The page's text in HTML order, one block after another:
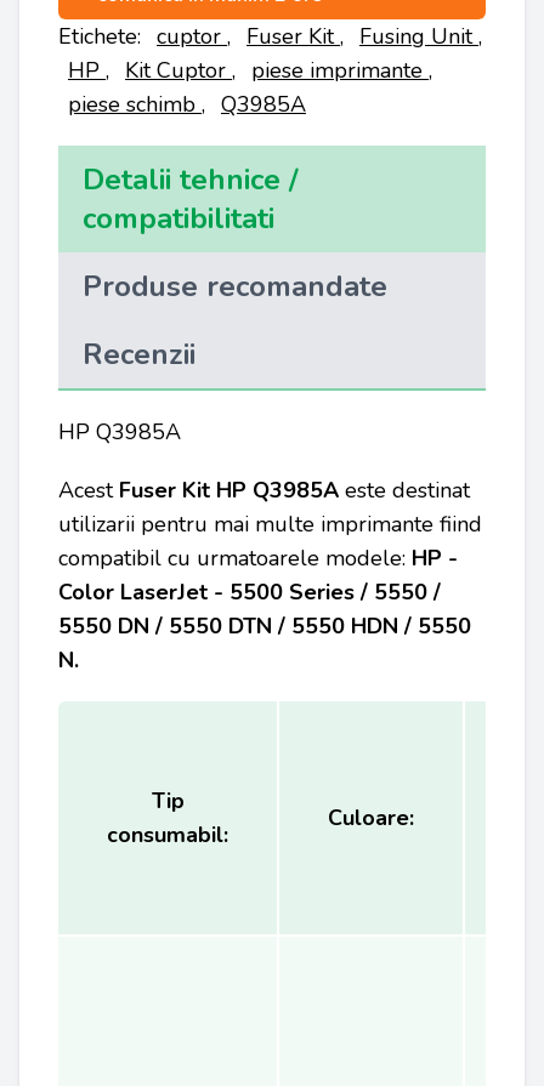
Etichete: cuptor , Fuser Kit, Fusing Unit,
HP , Kit Cuptor , piese imprimante ,
piese schimb , Q3985A
Detalii tehnice /
compatibilitati
Produse recomandate
Recenzii
HP Q3985A
Acest Fuser Kit HP Q3985A este destinat
utilizarii pentru mai multe imprimante fiind
compatibil cu urmatoarele modele: HP -
Color LaserJet - 5500 Series / 5550 /
5550 DN / 5550 DTN / 5550 HDN / 5550
N.
Tip
consumabil:
Culoare: